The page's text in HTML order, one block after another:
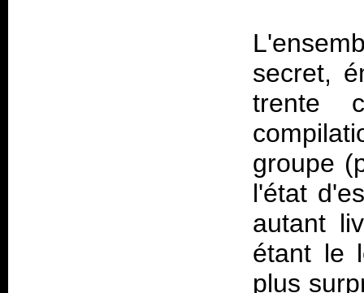
secret,
trente
groupe
l'état
autant
étant le
plus